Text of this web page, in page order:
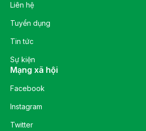
Liên hệ
Tuyển dụng
Tin tức
Sự kiện
Mạng xã hội
Facebook
Instagram
Twitter